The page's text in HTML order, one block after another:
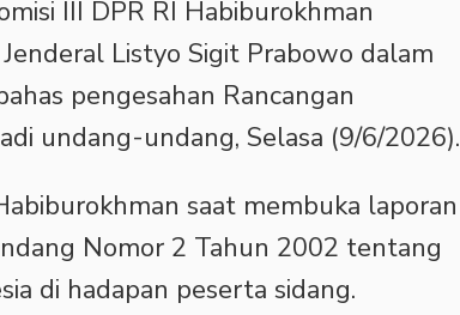
III DPR RI Habiburokhman
Listyo Sigit Prabowo dalam
pengesahan Rancangan
undang-undang, Selasa (9/6/2026).
saat membuka laporan
Nomor 2 Tahun 2002 tentang
di hadapan peserta sidang.